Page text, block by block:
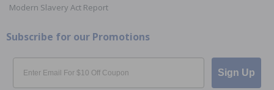
Modern Slavery Act Report
Subscribe for our Promotions
Email
Sign Up